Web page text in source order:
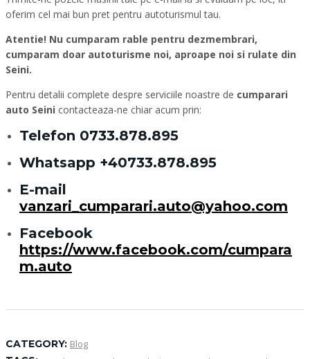
oferim cel mai bun pret pentru autoturismul tau.
Atentie! Nu cumparam rable pentru dezmembrari,
cumparam doar autoturisme noi, aproape noi si rulate din
Seini.
Pentru detalii complete despre serviciile noastre de cumparari
auto Seini contacteaza-ne chiar acum prin:
Telefon 0733.878.895
Whatsapp +40733.878.895
E-mail
vanzari_cumparari.auto@yahoo.com
Facebook
https://www.facebook.com/cumpara
m.auto
CATEGORY: Blog